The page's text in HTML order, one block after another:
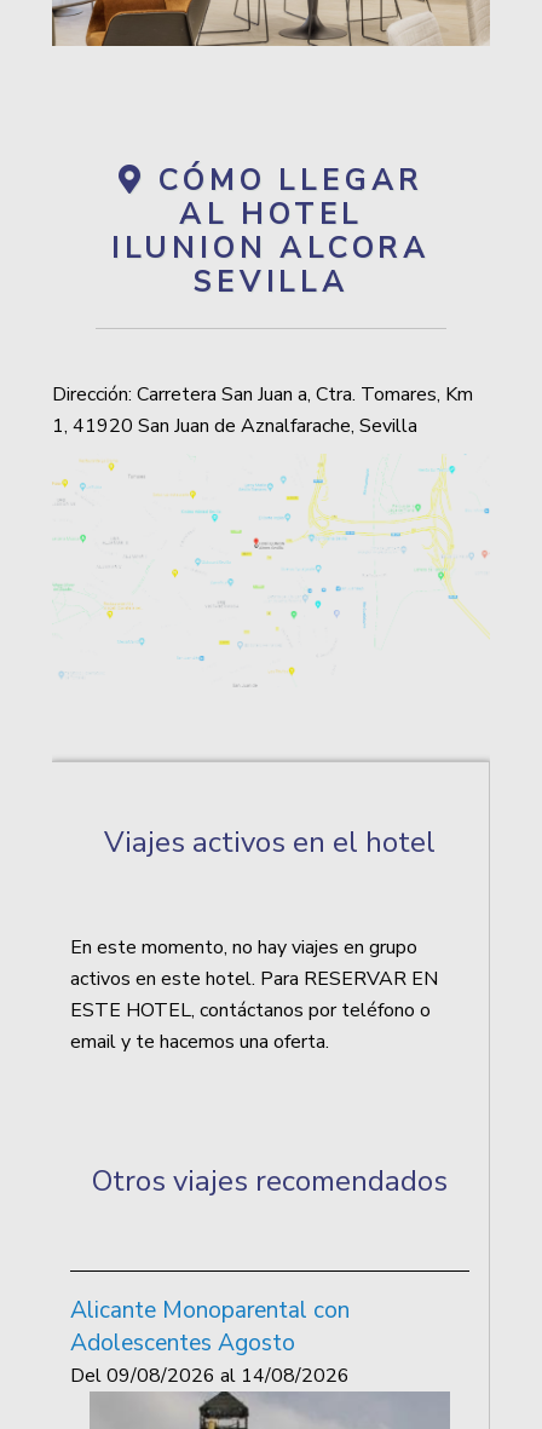
CÓMO LLEGAR
AL HOTEL
ILUNION ALCORA
SEVILLA
Dirección: Carretera San Juan a, Ctra. Tomares, Km
1, 41920 San Juan de Aznalfarache, Sevilla
Viajes activos en el hotel
En este momento, no hay viajes en grupo
activos en este hotel. Para RESERVAR EN
ESTE HOTEL, contáctanos por teléfono o
email y te hacemos una oferta.
Otros viajes recomendados
Alicante Monoparental con
Adolescentes Agosto
Del09/08/2026 al 14/08/2026